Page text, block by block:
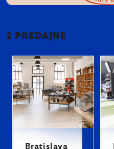
2 PREDAJNE
Bratislava